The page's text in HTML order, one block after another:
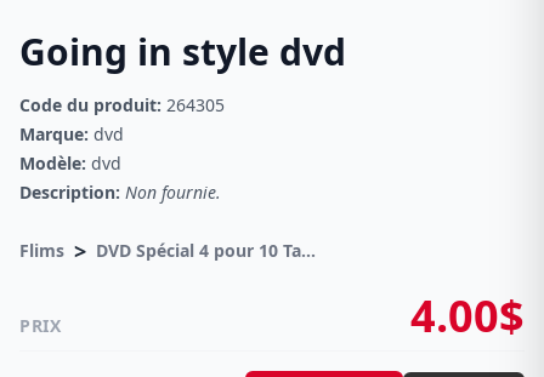
Going in style dvd
Code du produit: 264305
Marque: dvd
Modèle: dvd
Description: Non fournie.
Flims > DVD Spécial 4 pour 10 Taxes incluses sur -4.00$
PRIX 4.00$